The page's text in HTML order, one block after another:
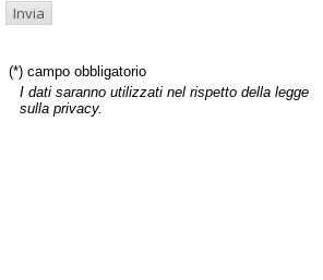
(*) campo obbligatorio
I dati saranno utilizzati nel rispetto della legge
sulla privacy.